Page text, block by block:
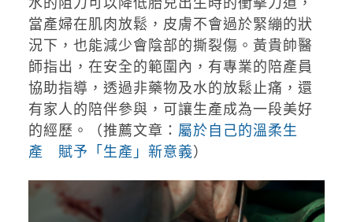
當產婦在肌肉放鬆，皮膚不會過於緊繃的狀
況下，也能減少會陰部的撕裂傷。黃貴帥醫
師指出，在安全的範圍內，有專業的陪產員
協助指導，透過非藥物及水的放鬆止痛，還
有家人的陪伴參與，可讓生產成為一段美好
的經歷。（推薦文章： 屬於自己的溫柔生
產 賦予「生產」新意義）